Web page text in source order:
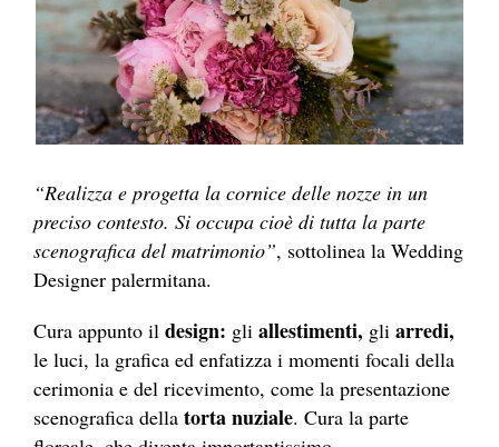
“Realizza e progetta la cornice delle nozze in un
preciso contesto. Si occupa cioè di tutta la parte
scenografica del matrimonio”, sottolinea la Wedding
Designer palermitana.
Cura appunto il design: gli allestimenti, gli arredi,
le luci, la grafica ed enfatizza i momenti focali della
cerimonia e del ricevimento, come la presentazione
scenografica della torta nuziale. Cura la parte